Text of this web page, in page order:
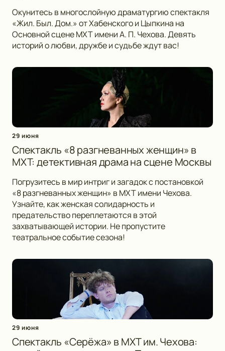
Окунитесь в многослойную драматургию спектакля
«Жил. Был. Дом.» от Хабенского и Цыпкина на
Основной сцене МХТ имени А. П. Чехова. Девять
историй о любви, дружбе и судьбе ждут вас!
29 июня
Спектакль «8 разгневанных женщин» в
МХТ: детективная драма на сцене Москвы
Погрузитесь в мир интриг и загадок с постановкой
«8 разгневанных женщин» в МХТ имени Чехова.
Узнайте, как женская солидарность и
предательство переплетаются в этой
захватывающей истории. Не пропустите
театральное событие сезона!
29 июня
Спектакль «Серёжа» в МХТ им. Чехова: